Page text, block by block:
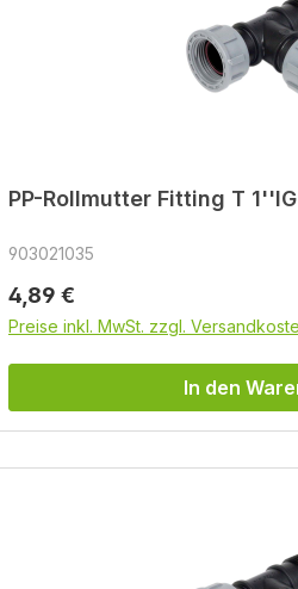
PP-Rollmutter Fitting T
903021035
Regulärer Preis:
4,89 €
Preise inkl. MwSt. zzgl.
In den